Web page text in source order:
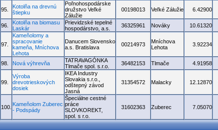
95.
Kotolňa na drevnú
štiepku
Poľnohospodárske
družstvo Veľké
Zálužie
00198013 Veľké Zálužie 6.42900
96.
Kotolňa na biomasu
Laskár
Prievidzské tepelné
hospodárstvo, a.s.
36325961 Nováky 10.61320
97.
Kameňolomy a
spracovanie
kameňa, Mníchova
Lehota
Danucem Slovensko
a.s. Bratislava
00214973
Mníchova
Lehota
3.92234
98. Nová výhrevňa
TATRAVAGÓNKA
Tlmače spol. s.r.o.
36482153 Tlmače 4.91958
99.
Výroba
drevotrieskových
dosiek
IKEA Industry
Slovakia s.r.o.,
odštepný závod
Jasná
31354572 Malacky 12.12870
100. Kameňolom Zuberec
- Podspády
Špeciálne cestné
práce
SLOVKOREKT,
spol. s r.o.
31602363 Zuberec 7.05070